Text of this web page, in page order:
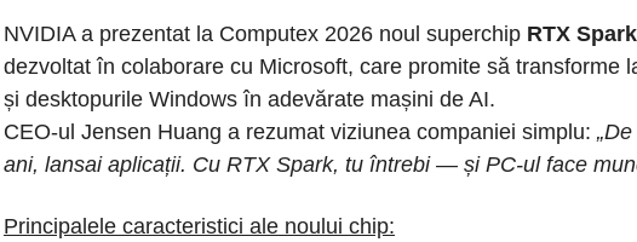
NVIDIA a prezentat la Computex 2026 noul superchip RTX Spark
dezvoltat în colaborare cu Microsoft, care promite să transforme
și desktopurile Windows în adevărate mașini de AI.
CEO-ul Jensen Huang a rezumat viziunea companiei simplu:
ani, lansai aplicații. Cu RTX Spark, tu întrebi — și PC-ul face
Principalele caracteristici ale noului chip: